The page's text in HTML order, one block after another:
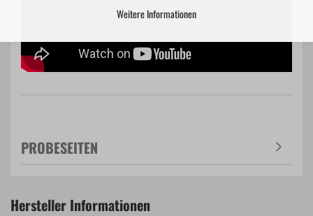
Weitere Informationen
PROBESEITEN
Hersteller Informationen